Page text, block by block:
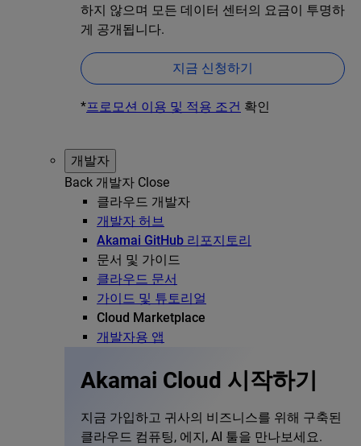
하지 않으며 모든 데이터 센터의 요금이 투명하
게 공개됩니다.
지금 신청하기
*프로모션 이용 및 적용 조건 확인
개발자
Back 개발자 Close
클라우드 개발자
개발자 허브
Akamai GitHub 리포지토리
문서 및 가이드
클라우드 문서
가이드 및 튜토리얼
Cloud Marketplace
개발자용 앱
Akamai Cloud 시작하기
지금 가입하고 귀사의 비즈니스를 위해 구축된
클라우드 컴퓨팅, 에지, AI 툴을 만나보세요.